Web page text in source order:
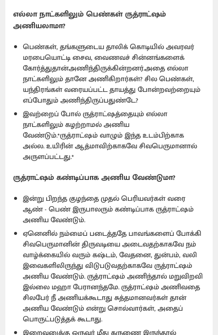
எல்லா நாட்களிலும் பெண்கள் ருத்ராட்ஷம்
அணியலாமா?
பெண்கள், தங்களுடைய தாலிக் கொடியில் அவரவர்
மரபையொட்டி சைவ, வைணவச் சின்னங்களைக்
கோர்த்துதான்அணிந்திருக்கின்றனர்.அதை எல்லா
நாட்களிலும் தானே அணிகிறார்கள்? சில பெண்கள்,
யந்திரங்கள் வரையப்பட்ட தாயத்து போன்றவற்றையும்
எப்போதும் அணிந்திருப்பதுண்டே?
இவற்றைப் போல் ருத்ராட்ஷத்தையும் எல்லா
நாட்களிலும் கழற்றாமல் அணிய
வேண்டும்.*ருத்ராட்ஷம் வாழும் இந்த உடம்பிற்காக
அல்ல. உயிரின் ஆத்மாவிற்காகவே சிவபெருமானால்
அருளப்பட்டது.*
ருத்ராட்ஷம் கண்டிப்பாக அணிய வேண்டுமா?
இன்று பிறந்த குழந்தை முதல் பெரியவர்கள் வரை
ஆண் - பெண் இருபாலரும் கண்டிப்பாக ருத்ராட்ஷம்
அணிய வேண்டும்.
ஏனெனில் நம்மைப் படைத்ததே பாவங்களைப் போக்கி
சிவபெருமானின் திருவடியை அடைவதற்காகவே நம்
வாழ்க்கையில் வரும் கஷ்டம், வேதனை, துன்பம், வலி
இவைகளிலிருந்து விடுபடுவதற்காகவே ருத்ராட்ஷம்
அணிய வேண்டும். ருத்ராட்ஷம் அணிந்தால் மறுவிறவி
இல்லை மஹா பேரானந்தமே. ருத்ராட்ஷம் அணிவதை
சிலபேர் நீ அணியக்கூடாது சுத்தமானவர்கள் தான்
அணிய வேண்டும் என்று சொல்வார்கள், அதைப்
பொருட்படுத்தக் கூடாது.